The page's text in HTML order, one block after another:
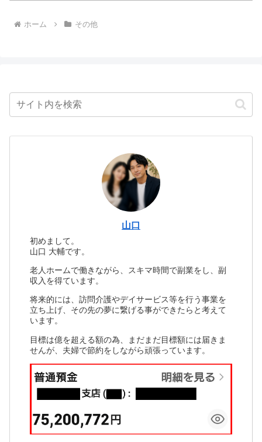
ホーム その他
山口
初めまして。
山口 大輔です。
老人ホームで働きながら、スキマ時間で副業をし、副
収入を得ています。
将来的には、訪問介護やデイサービス等を行う事業を
立ち上げ、その先の夢に繋げる事ができたらと考えて
います。
目標は億を超える額の為、まだまだ目標額には届きま
せんが、夫婦で節約をしながら頑張っています。